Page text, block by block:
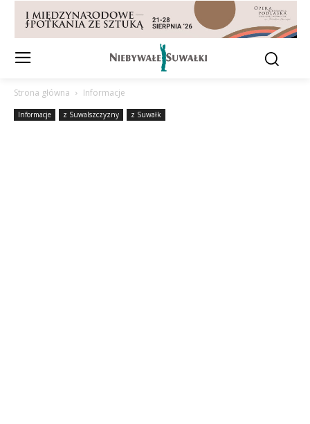
Strona główna Informacje
Informacje z Suwalszczyzny z Suwałk